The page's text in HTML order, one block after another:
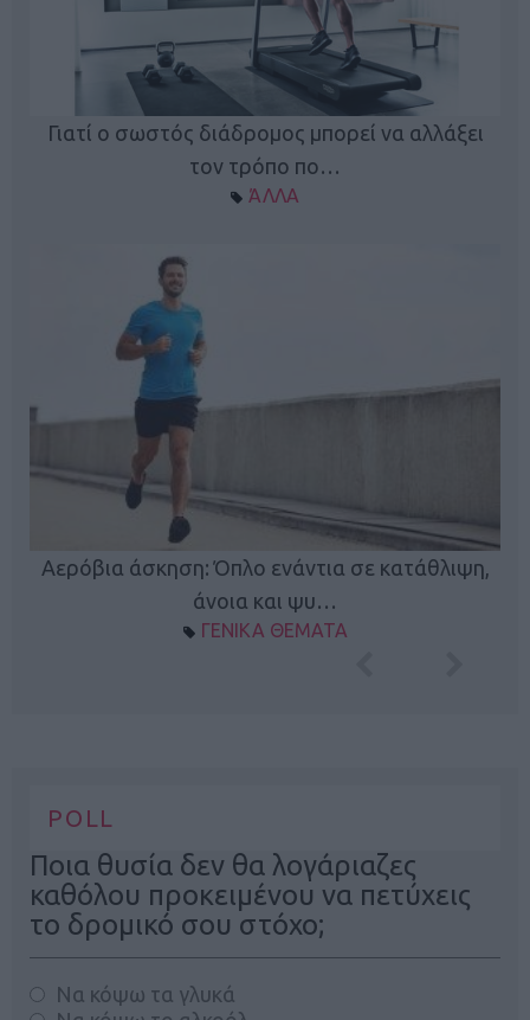
Γιατί ο σωστός διάδρομος μπορεί να αλλάξει
τον τρόπο πο…
ΆΛΛΑ
Αερόβια άσκηση: Όπλο ενάντια σε κατάθλιψη,
άνοια και ψυ…
ΓΕΝΙΚΑ ΘΕΜΑΤΑ
POLL
Ποια θυσία δεν θα λογάριαζες
καθόλου προκειμένου να πετύχεις
το δρομικό σου στόχο;
Να κόψω τα γλυκά